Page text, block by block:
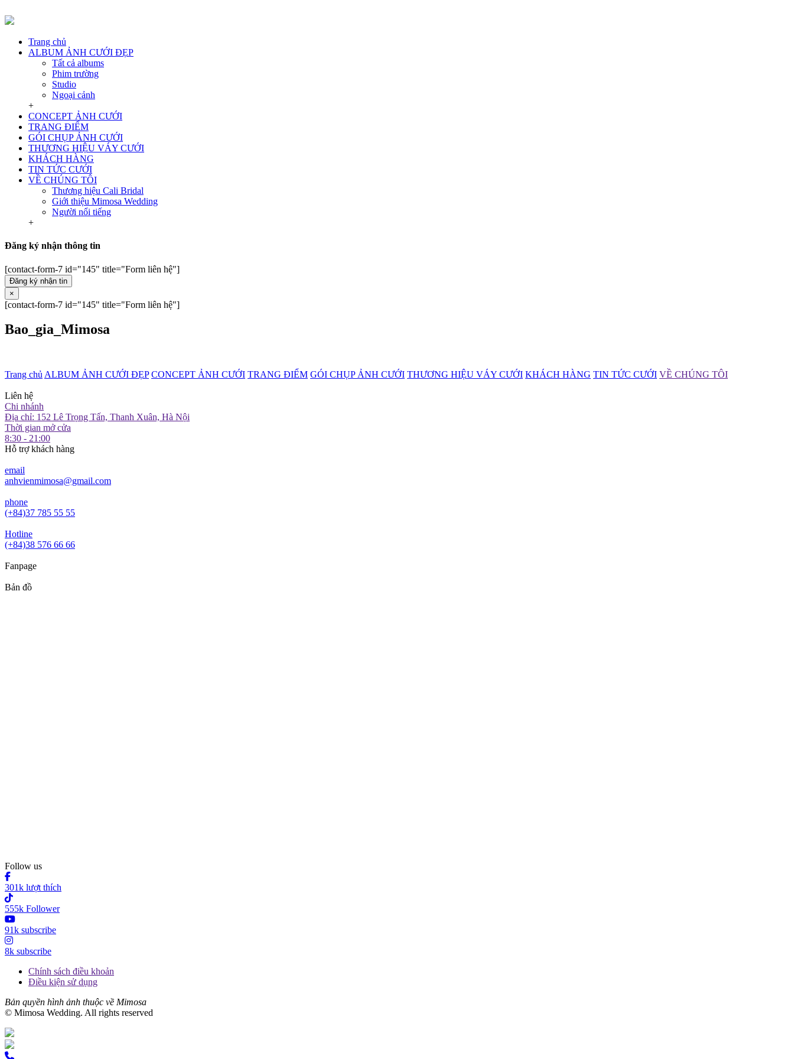
Trang chủ
ALBUM ẢNH CƯỚI ĐẸP
Tất cả albums
Phim trường
Studio
Ngoại cảnh
+
CONCEPT ẢNH CƯỚI
TRANG ĐIỂM
GÓI CHỤP ẢNH CƯỚI
THƯƠNG HIỆU VÁY CƯỚI
KHÁCH HÀNG
TIN TỨC CƯỚI
VỀ CHÚNG TÔI
Thương hiệu Cali Bridal
Giới thiệu Mimosa Wedding
Người nổi tiếng
+
Đăng ký nhận thông tin
[contact-form-7 id="145" title="Form liên hệ"]
Đăng ký nhận tin
×
[contact-form-7 id="145" title="Form liên hệ"]
Bao_gia_Mimosa
Trang chủ ALBUM ẢNH CƯỚI ĐẸP CONCEPT ẢNH CƯỚI TRANG ĐIỂM GÓI CHỤP ẢNH CƯỚI THƯƠNG HIỆU VÁY CƯỚI KHÁCH HÀNG TIN TỨC CƯỚI VỀ CHÚNG TÔI
Liên hệ
Chi nhánh
Địa chỉ: 152 Lê Trọng Tấn, Thanh Xuân, Hà Nội
Thời gian mở cửa
8:30 - 21:00
Hỗ trợ khách hàng
email
anhvienmimosa@gmail.com
phone
(+84)37 785 55 55
Hotline
(+84)38 576 66 66
Fanpage
Bản đồ
Follow us
301k lượt thích
555k Follower
91k subscribe
8k subscribe
Chính sách điều khoản
Điều kiện sử dụng
Bản quyền hình ảnh thuộc về Mimosa
© Mimosa Wedding. All rights reserved